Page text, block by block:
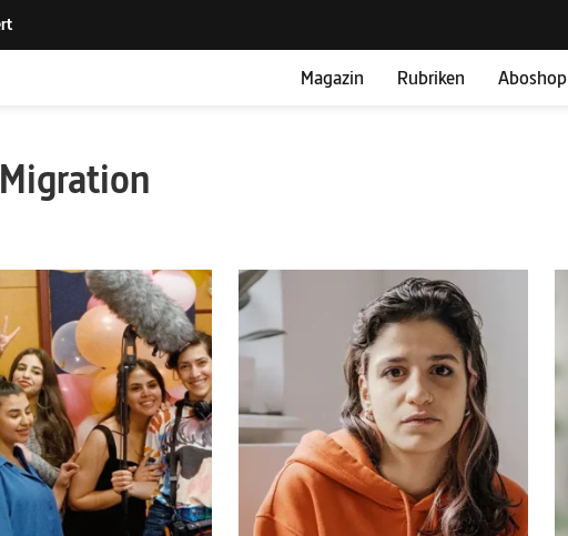
Magazin Rubriken Aboshop
Migration